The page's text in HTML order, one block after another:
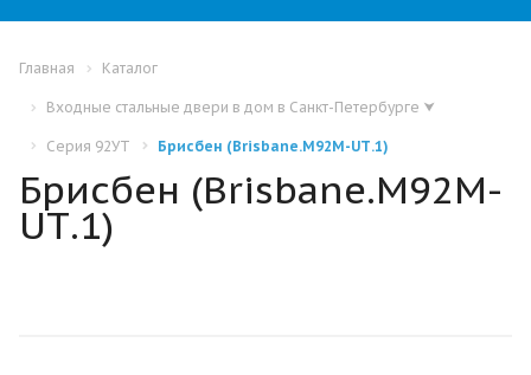
Главная Каталог
Входные стальные двери в дом в Санкт-Петербурге ⮟
Серия 92УТ Брисбен (Brisbane.M92M-UТ.1)
Брисбен (Brisbane.M92M-
UТ.1)